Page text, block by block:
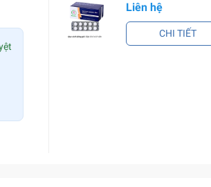
Liên hệ
CHI TIẾT